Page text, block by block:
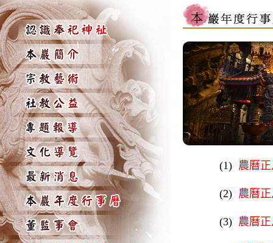
(1) 農曆
(2) 農曆
(3) 農曆